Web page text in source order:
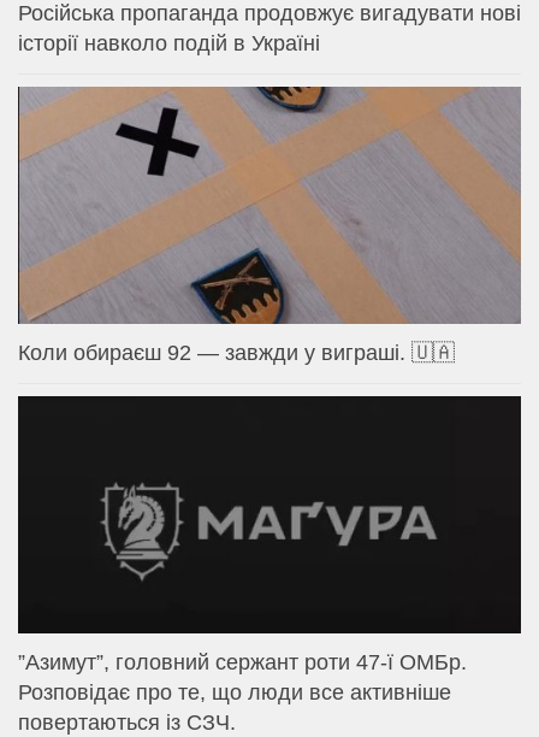
Російська пропаганда продовжує вигадувати нові
історії навколо подій в Україні
Коли обираєш 92 — завжди у виграші. 🇺🇦
⁨”Азимут”, головний сержант роти 47-ї ОМБр.
Розповідає про те, що люди все активніше
повертаються із СЗЧ.